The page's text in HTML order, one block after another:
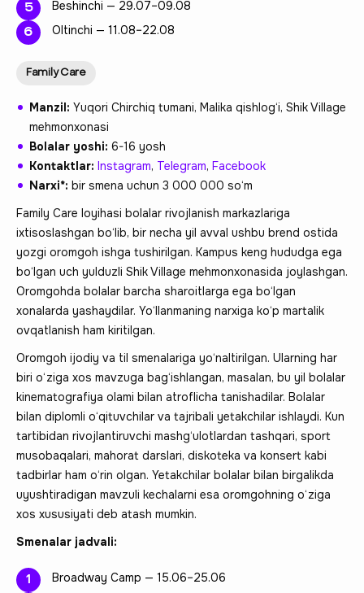
Beshinchi — 29.07–09.08
Oltinchi — 11.08–22.08
Family Care
Manzil: Yuqori Chirchiq tumani, Malika qishlog‘i, Shik Village
mehmonxonasi
Bolalar yoshi: 6-16 yosh
Kontaktlar: Instagram, Telegram, Facebook
Narxi*: bir smena uchun 3 000 000 so‘m
Family Care loyihasi bolalar rivojlanish markazlariga
ixtisoslashgan bo‘lib, bir necha yil avval ushbu brend ostida
yozgi oromgoh ishga tushirilgan. Kampus keng hududga ega
bo‘lgan uch yulduzli Shik Village mehmonxonasida joylashgan.
Oromgohda bolalar barcha sharoitlarga ega bo‘lgan
xonalarda yashaydilar. Yo‘llanmaning narxiga ko‘p martalik
ovqatlanish ham kiritilgan.
Oromgoh ijodiy va til smenalariga yo‘naltirilgan. Ularning har
biri o‘ziga xos mavzuga bag‘ishlangan, masalan, bu yil bolalar
kinematografiya olami bilan atroflicha tanishadilar. Bolalar
bilan diplomli o‘qituvchilar va tajribali yetakchilar ishlaydi. Kun
tartibidan rivojlantiruvchi mashg‘ulotlardan tashqari, sport
musobaqalari, mahorat darslari, diskoteka va konsert kabi
tadbirlar ham o‘rin olgan. Yetakchilar bolalar bilan birgalikda
uyushtiradigan mavzuli kechalarni esa oromgohning o‘ziga
xos xususiyati deb atash mumkin.
Smenalar jadvali:
Broadway Camp — 15.06–25.06